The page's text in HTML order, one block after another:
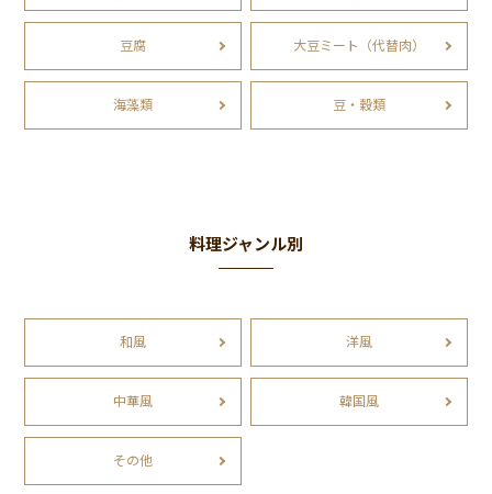
豆腐 大豆ミート（代替肉）
海藻類 豆・穀類
料理ジャンル別
和風 洋風
中華風 韓国風
その他